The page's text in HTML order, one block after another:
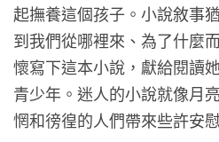
起撫養這個孩子。小說敘事
到我們從哪裡來、為了什麼
懷寫下這本小說，獻給閱讀
青少年。迷人的小說就像月
惘和徬徨的人們帶來些許安